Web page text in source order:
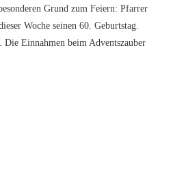
Grund zum Feiern: Pfarrer
Woche seinen 60. Geburtstag.
Einnahmen beim Adventszauber